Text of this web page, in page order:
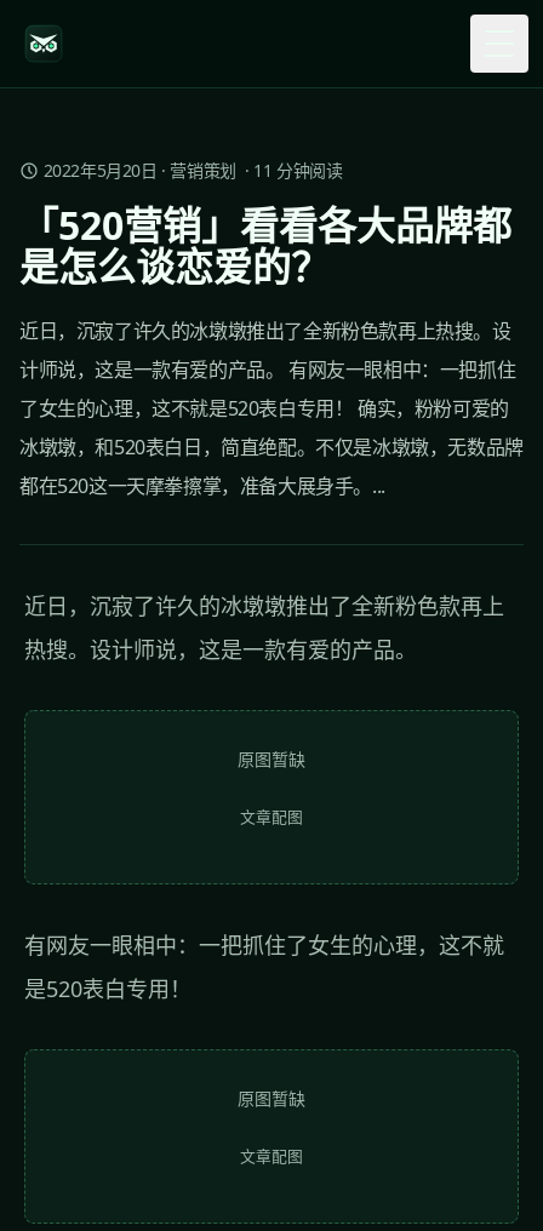
2022年5月20日 · 营销策划 · 11 分钟阅读
「520营销」看看各大品牌都
是怎么谈恋爱的？
近日，沉寂了许久的冰墩墩推出了全新粉色款再上热搜。设
计师说，这是一款有爱的产品。 有网友一眼相中：一把抓住
了女生的心理，这不就是520表白专用！ 确实，粉粉可爱的
冰墩墩，和520表白日，简直绝配。不仅是冰墩墩，无数品牌
都在520这一天摩拳擦掌，准备大展身手。...
近日，沉寂了许久的冰墩墩推出了全新粉色款再上
热搜。设计师说，这是一款有爱的产品。
原图暂缺
文章配图
有网友一眼相中：一把抓住了女生的心理，这不就
是520表白专用！
原图暂缺
文章配图